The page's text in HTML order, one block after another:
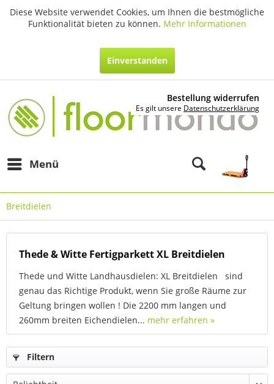
Menü
Breitdielen
Thede & Witte Fertigparkett XL Breitdielen
Thede und Witte Landhausdielen: XL Breitdielen sind
genau das Richtige Produkt, wenn Sie große Räume zur
Geltung bringen wollen ! Die 2200 mm langen und
260mm breiten Eichendielen... mehr erfahren »
Filtern
Bestellung widerrufen
Es gilt unsere Datenschutzerklärung
Diese Website verwendet Cookies, um Ihnen die bestmögliche
Funktionalität bieten zu können. Mehr Informationen
Einverstanden